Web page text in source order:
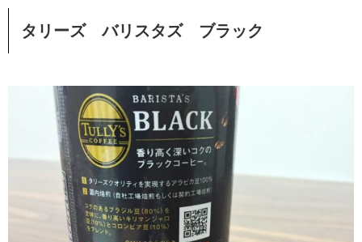
タリーズ バリスタズ ブラック